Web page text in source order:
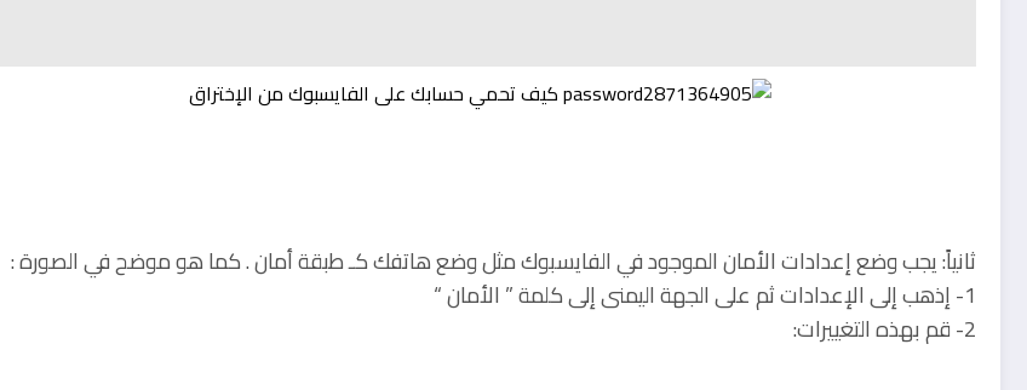
ثانياً: يجب وضع إعدادات الأمان الموجود في الفايسبوك مثل وضع هاتفك كـ طبقة أمان . كما هو موضح في الصورة :
1- إذهب إلى الإعدادات ثم على الجهة اليمنى إلى كلمة ” الأمان “
2- قم بهذه التغييرات: